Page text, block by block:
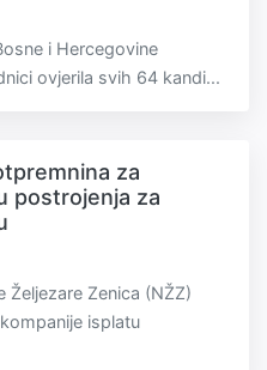
i Hercegovine
ovjerila svih 64 kandi...
za
postrojenja za
Željezare Zenica (NŽZ)
isplatu